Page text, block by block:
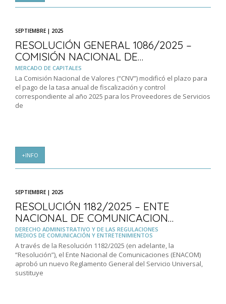
SEPTIEMBRE | 2025
RESOLUCIÓN GENERAL 1086/2025 –
COMISIÓN NACIONAL DE…
MERCADO DE CAPITALES
La Comisión Nacional de Valores (“CNV”) modificó el plazo para
el pago de la tasa anual de fiscalización y control
correspondiente al año 2025 para los Proveedores de Servicios
de
+INFO
SEPTIEMBRE | 2025
RESOLUCIÓN 1182/2025 – ENTE
NACIONAL DE COMUNICACION…
DERECHO ADMINISTRATIVO Y DE LAS REGULACIONES
MEDIOS DE COMUNICACIÓN Y ENTRETENIMIENTOS
A través de la Resolución 1182/2025 (en adelante, la
“Resolución”), el Ente Nacional de Comunicaciones (ENACOM)
aprobó un nuevo Reglamento General del Servicio Universal,
sustituye